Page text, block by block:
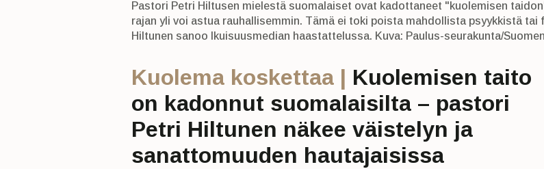
Pastori Petri Hiltusen mielestä suomalaiset ovat kadottaneet "kuolemisen
rajan yli voi astua rauhallisemmin. Tämä ei toki poista mahdollista psyykkistä
Hiltunen sanoo Ikuisuusmedian haastattelussa. Kuva: Paulus-seurakunta/
Kuolema koskettaa | Kuolemisen taito
on kadonnut suomalaisilta – pastori
Petri Hiltunen näkee väistelyn ja
sanattomuuden hautajaisissa